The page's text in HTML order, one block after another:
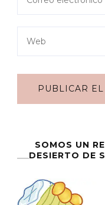
SOMOS UN
DESIERTO DE